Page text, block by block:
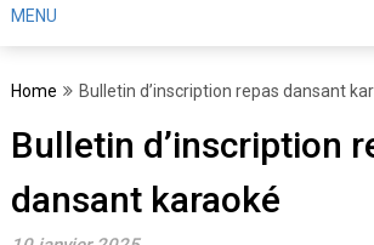
MENU
Home Bulletin d’inscription repas dansant
Bulletin d’inscription
dansant karaoké